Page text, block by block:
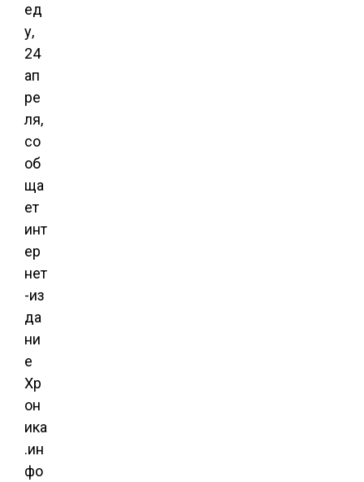
ед
у,
24
ап
ре
ля,
со
об
ща
ет
инт
ер
нет
-из
да
ни
е
Хр
он
ика
.ин
фо